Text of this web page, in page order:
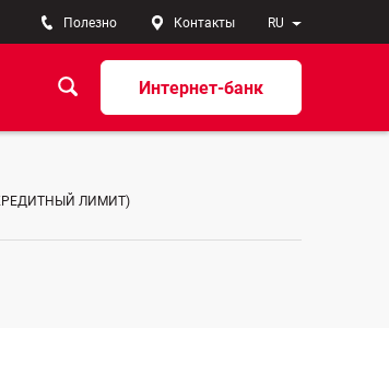
RU
Полезно Контакты
Интернет-банк
ЛИМИТ)